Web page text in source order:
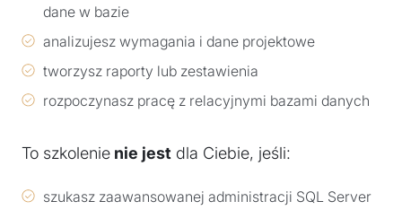
dane w bazie
analizujesz wymagania i dane projektowe
tworzysz raporty lub zestawienia
rozpoczynasz pracę z relacyjnymi bazami danych
To szkolenie nie jest dla Ciebie, jeśli:
szukasz zaawansowanej administracji SQL Server